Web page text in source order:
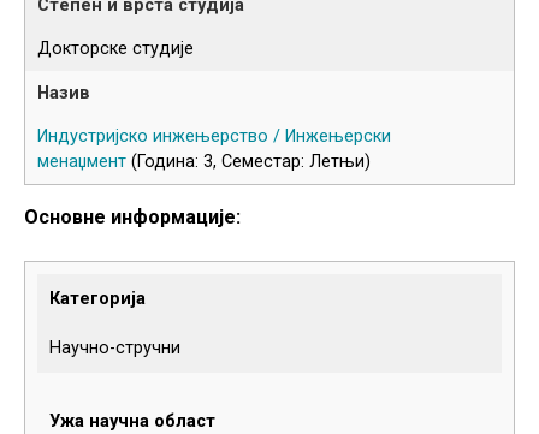
Докторске студије
Индустријско инжењерство / Инжењерски
менаџмент (Година: 3, Семестар: Летњи)
Основне информације:
Категорија
Научно-стручни
Ужа научна област